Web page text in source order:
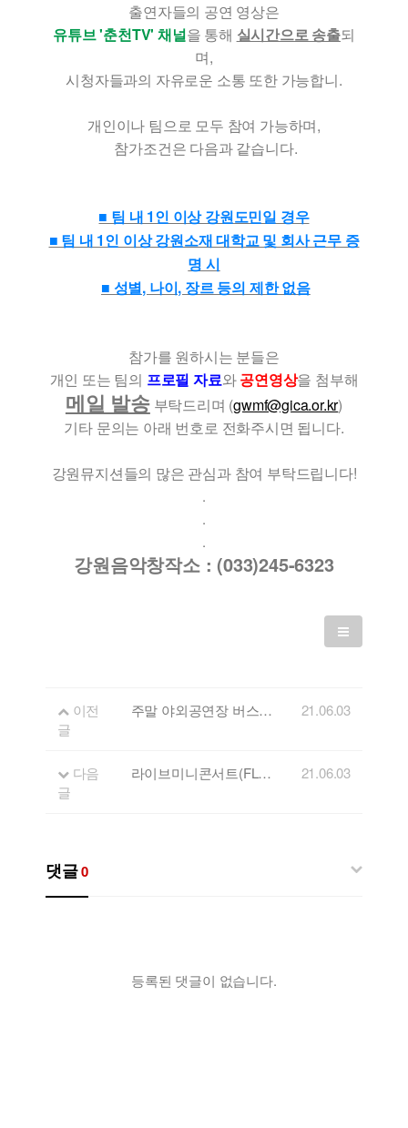
출연자들의 공연 영상은
유튜브 '춘천TV' 채널을 통해 실시간으로 송출되
며,
시청자들과의 자유로운 소통 또한 가능합니.
개인이나 팀으로 모두 참여 가능하며,
참가조건은 다음과 같습니다.
■ 팀 내 1인 이상 강원도민일 경우
■ 팀 내 1인 이상 강원소재 대학교 및 회사 근무 증
명 시
■ 성별, 나이, 장르 등의 제한 없음
참가를 원하시는 분들은
개인 또는 팀의 프로필 자료와공연영상을 첨부해
메일 발송부탁드리며 (gwmf@gica.or.kr)
기타 문의는 아래 번호로 전화주시면 됩니다.
강원뮤지션들의 많은 관심과 참여 부탁드립니다!
.
.
.
강원음악창작소 : (033)245-6323
이전
글
주말 야외공연장 버스킹 [7월 출연 뮤지션] 모집 21.06.03
다음
글
라이브미니콘서트(FLL) 2회 출연자 - 믹스테잎 21.06.03
댓글0
등록된 댓글이 없습니다.